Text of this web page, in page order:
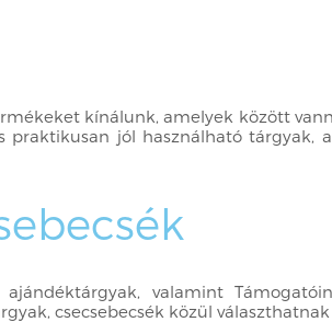
kínálunk, amelyek között
jól használható tárgyak,
valamint
csecsebecsék közül választhatnak